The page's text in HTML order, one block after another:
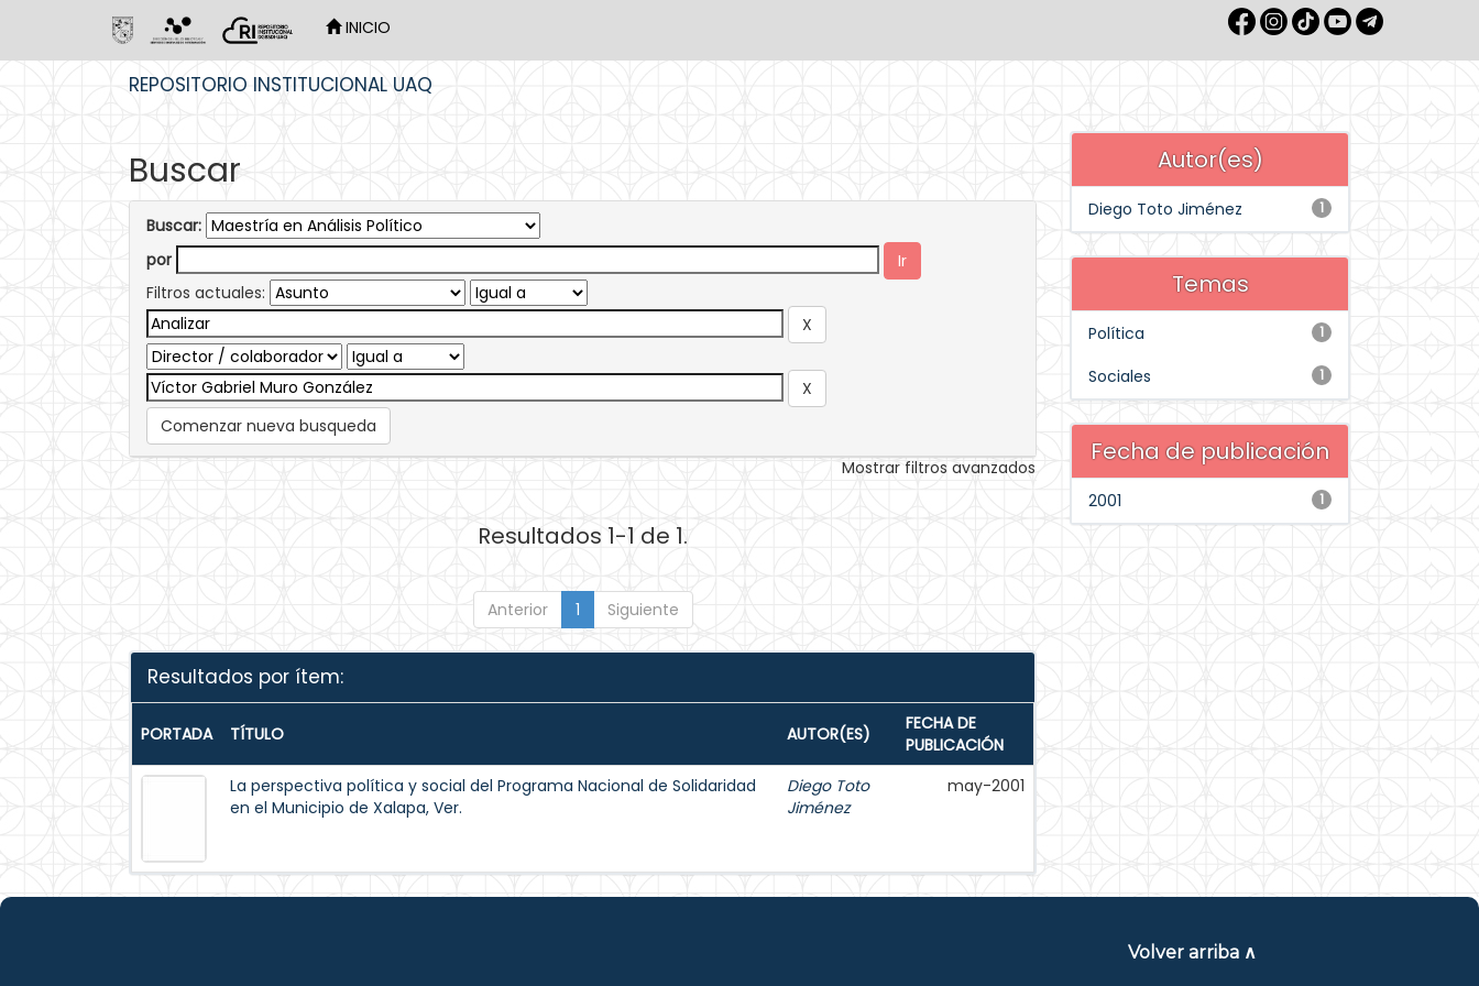
INICIO
REPOSITORIO INSTITUCIONAL UAQ
Buscar
Buscar:
por
Filtros actuales:
Comenzar nueva busqueda
Mostrar filtros avanzados
Resultados 1-1 de 1.
Anterior 1 Siguiente
Resultados por ítem:
PORTADA TÍTULO AUTOR(ES)
FECHA DE
PUBLICACIÓN
La perspectiva política y social del Programa Nacional de Solidaridad
en el Municipio de Xalapa, Ver.
Diego Toto
Jiménez
may-2001
Autor(es)
1
Diego Toto Jiménez
Temas
1
Política
1
Sociales
Fecha de publicación
1
2001
Volver arriba ∧